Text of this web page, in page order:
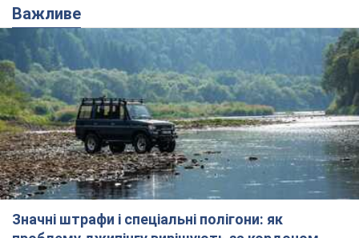
Важливе
Значні штрафи і спеціальні полігони: як